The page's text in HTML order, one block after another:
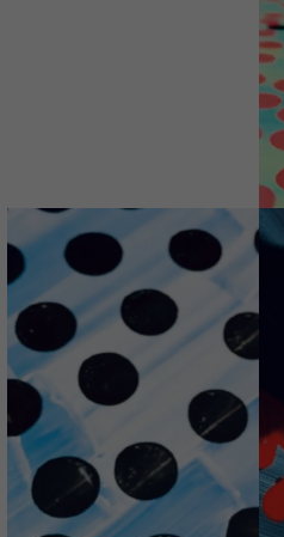
TRACOLLA MINI
RICOMINCIOLEDÌ
Avvisami quando
disponibile
€74,00